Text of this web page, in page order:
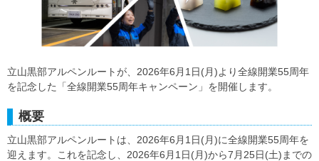
立山黒部アルペンルートが、2026年6月1日(月)より全線開業55周年
を記念した「全線開業55周年キャンペーン」を開催します。
概要
立山黒部アルペンルートは、2026年6月1日(月)に全線開業55周年を
迎えます。これを記念し、2026年6月1日(月)から7月25日(土)までの